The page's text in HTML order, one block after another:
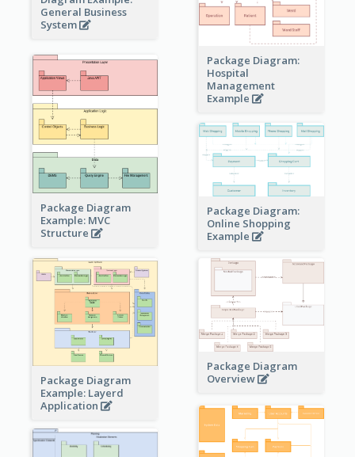
General Business
System
Package Diagram:
Hospital
Management
Example
Package Diagram
Example: MVC
Structure
Package Diagram:
Online Shopping
Example
Package Diagram
Example: Layerd
Application
Package Diagram
Overview